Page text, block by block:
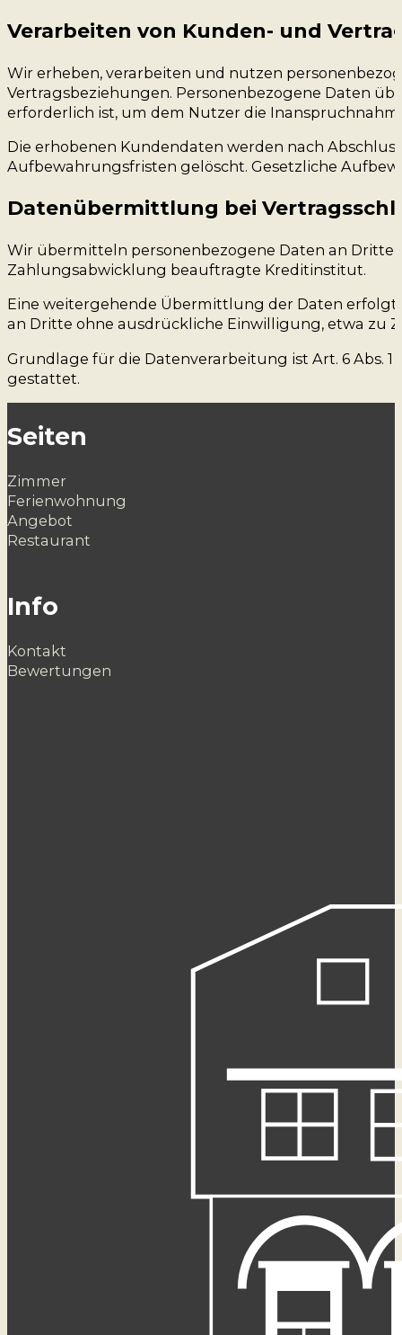
Verarbeiten von Kunden- und
Wir erheben, verarbeiten und nutzen
Vertragsbeziehungen. Personenbezogene Daten
erforderlich ist, um dem Nutzer die
Die erhobenen Kundendaten werden nach
Aufbewahrungsfristen gelöscht. Gesetzliche
Daten­übermittlung bei
Wir übermitteln personenbezogene Daten an Dritte
Zahlungsabwicklung beauftragte Kreditinstitut.
Eine weitergehende Übermittlung der Daten
an Dritte ohne ausdrückliche Einwilligung, etwa zu
Grundlage für die Datenverarbeitung ist Art. 6 Abs.
gestattet.
Seiten
Zimmer
Ferienwohnung
Angebot
Restaurant
Info
Kontakt
Bewertungen